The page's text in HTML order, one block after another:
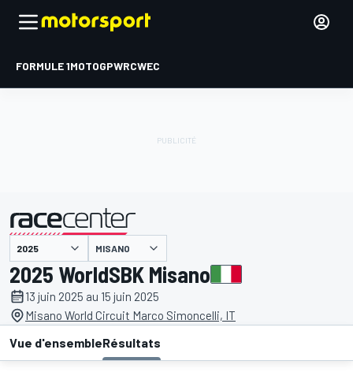
FORMULE 1MOTOGPWRCWEC
présenté par MISANO
2025 WorldSBK Misano
13 juin 2025 au 15 juin 2025
Misano World Circuit Marco Simoncelli, IT
Vue d'ensembleRésultats